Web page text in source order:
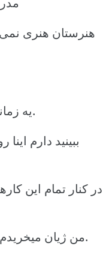
هنرستان هنری
یه زمانی کارم خرید و فروش ژیان بود.
ببینید دارم
در کنار تمام این
من ژیان میخریدم و تر تمیز میکردم، رنگ میکردم.